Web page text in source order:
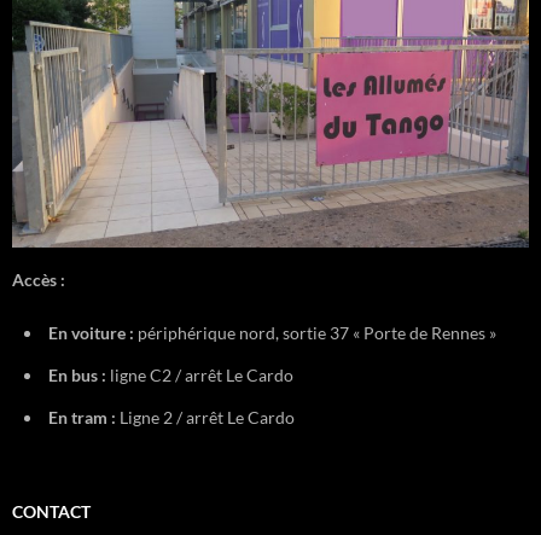
Accès :
En voiture : périphérique nord, sortie 37 « Porte de Rennes »
En bus : ligne C2 / arrêt Le Cardo
En tram : Ligne 2 / arrêt Le Cardo
CONTACT